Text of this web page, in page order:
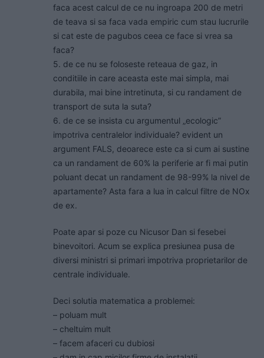
faca acest calcul de ce nu ingroapa 200 de metri
de teava si sa faca vada empiric cum stau lucrurile
si cat este de pagubos ceea ce face si vrea sa
faca?
5. de ce nu se foloseste reteaua de gaz, in
conditiile in care aceasta este mai simpla, mai
durabila, mai bine intretinuta, si cu randament de
transport de suta la suta?
6. de ce se insista cu argumentul „ecologic”
impotriva centralelor individuale? evident un
argument FALS, deoarece este ca si cum ai sustine
ca un randament de 60% la periferie ar fi mai putin
poluant decat un randament de 98-99% la nivel de
apartamente? Asta fara a lua in calcul filtre de NOx
de ex.
Poate apar si poze cu Nicusor Dan si fesebei
binevoitori. Acum se explica presiunea pusa de
diversi ministri si primari impotriva proprietarilor de
centrale individuale.
Deci solutia matematica a problemei:
– poluam mult
– cheltuim mult
– facem afaceri cu dubiosi